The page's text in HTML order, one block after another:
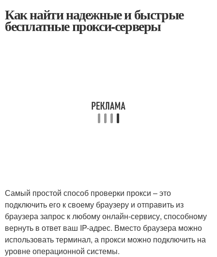
Как найти надежные и быстрые
бесплатные прокси-серверы
Самый простой способ проверки прокси – это
подключить его к своему браузеру и отправить из
браузера запрос к любому онлайн-сервису, способному
вернуть в ответ ваш IP-адрес. Вместо браузера можно
использовать терминал, а прокси можно подключить на
уровне операционной системы.